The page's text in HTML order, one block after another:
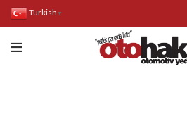
Turkish ▼